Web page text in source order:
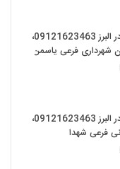
گفتاردرمانی در البرز 09121623463،
شهرداری فرعی یاسمن
گفتاردرمانی در البرز 09121623463،
فرعی شهدا